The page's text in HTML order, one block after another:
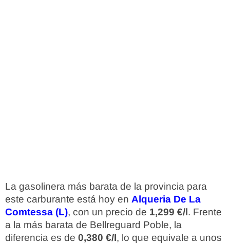
La gasolinera más barata de la provincia para
este carburante está hoy en Alqueria De La
Comtessa (L), con un precio de 1,299 €/l. Frente
a la más barata de Bellreguard Poble, la
diferencia es de 0,380 €/l, lo que equivale a unos